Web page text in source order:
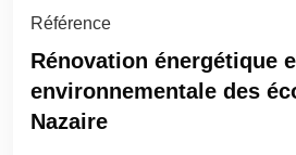
Référence
Rénovation énergétique
environnementale des
Nazaire